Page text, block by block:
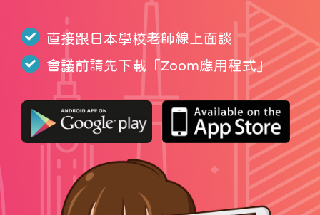
直接跟日本學校老師線上面談
會議前請先下載「Zoom應用程式」